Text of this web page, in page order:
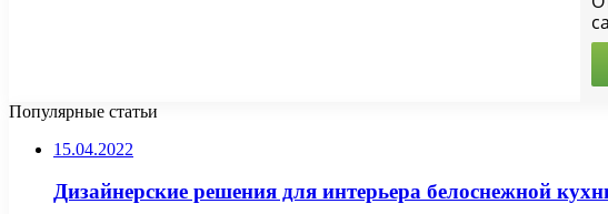
Популярные статьи
15.04.2022
Дизайнерские решения для интерьера белоснежной